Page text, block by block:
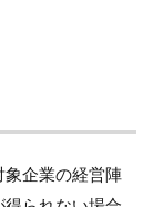
象企業の経営陣